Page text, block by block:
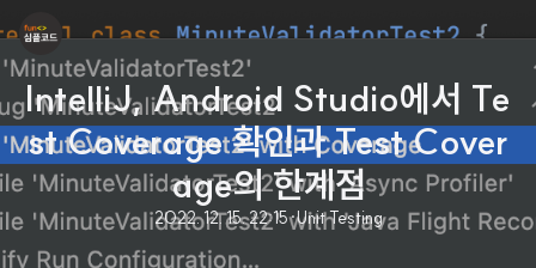
IntelliJ, Android Studio에서 Te
st Coverage 확인과 Test Cover
age의 한계점
2022. 12. 15. 22:15·Unit Testing